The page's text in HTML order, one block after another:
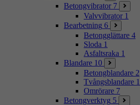
Betongvibrator 7
Valvvibrator 1
Bearbetning 6
Betongglättare 4
Sloda 1
Asfaltsraka 1
Blandare 10
Betongblandare 2
Tvångsblandare 1
Omrörare 7
Betongverktyg 5